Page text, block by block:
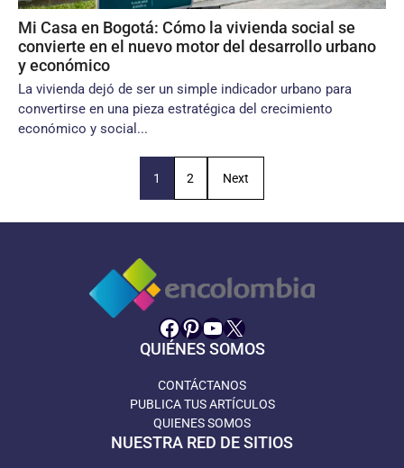
Mi Casa en Bogotá: Cómo la vivienda social se
convierte en el nuevo motor del desarrollo urbano
y económico
La vivienda dejó de ser un simple indicador urbano para
convertirse en una pieza estratégica del crecimiento
económico y social...
1 2 Next
Facebook
Pinterest
YouTube
X
QUIÉNES SOMOS
CONTÁCTANOS
PUBLICA TUS ARTÍCULOS
QUIENES SOMOS
NUESTRA RED DE SITIOS